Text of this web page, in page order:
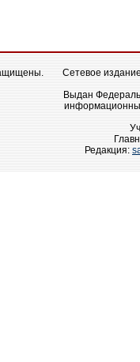
Сетевое
Выдан
Редакция: